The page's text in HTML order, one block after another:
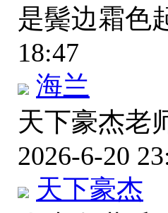
是鬓边霜色
18:47
海兰
天下豪杰老
2026-6-20
天下豪杰